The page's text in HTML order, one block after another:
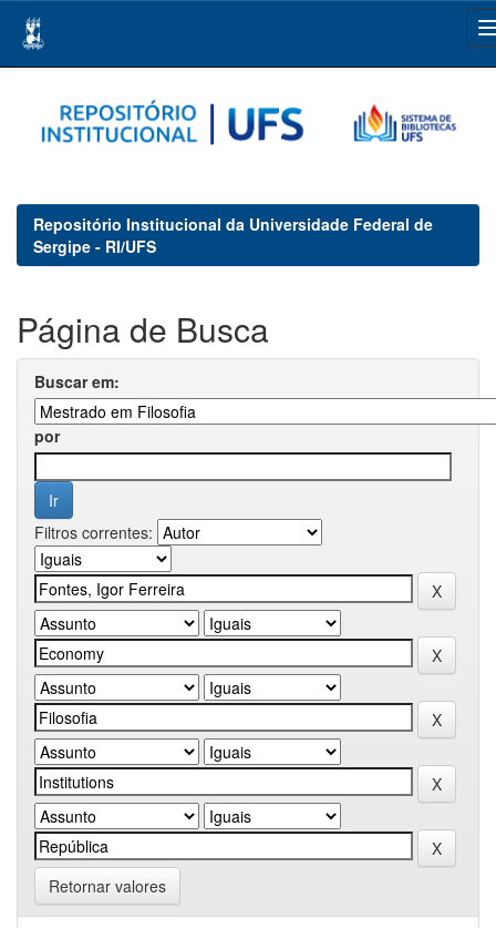
navigation
Repositório Institucional da Universidade Federal de
Sergipe - RI/UFS
Página de Busca
Buscar em:
por
Filtros correntes:
Retornar valores